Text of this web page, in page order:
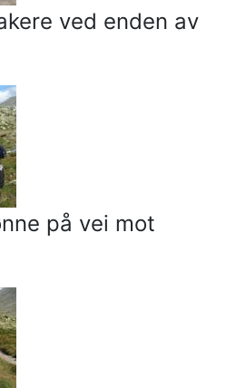
ved enden av
på vei mot